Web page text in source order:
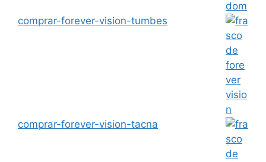
comprar-forever-vision-tumbes
comprar-forever-vision-tacna